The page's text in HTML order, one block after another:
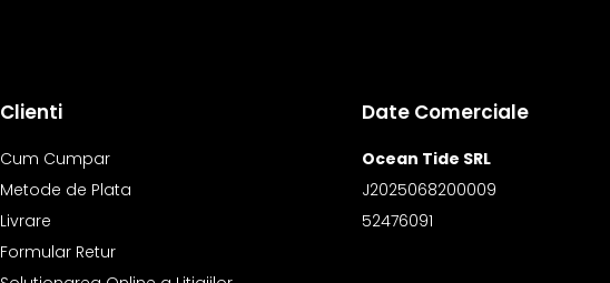
Clienti
Cum Cumpar
Metode de Plata
Livrare
Formular Retur
Date Comerciale
Ocean Tide SRL
J2025068200009
52476091